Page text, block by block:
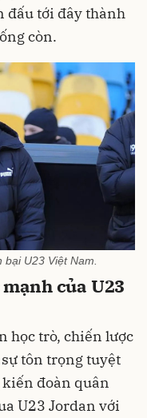
đấu tới đây thành
còn.
U23 Việt Nam.
của U23
học trò, chiến lược
tôn trọng tuyệt
kiến đoàn quân
U23 Jordan với